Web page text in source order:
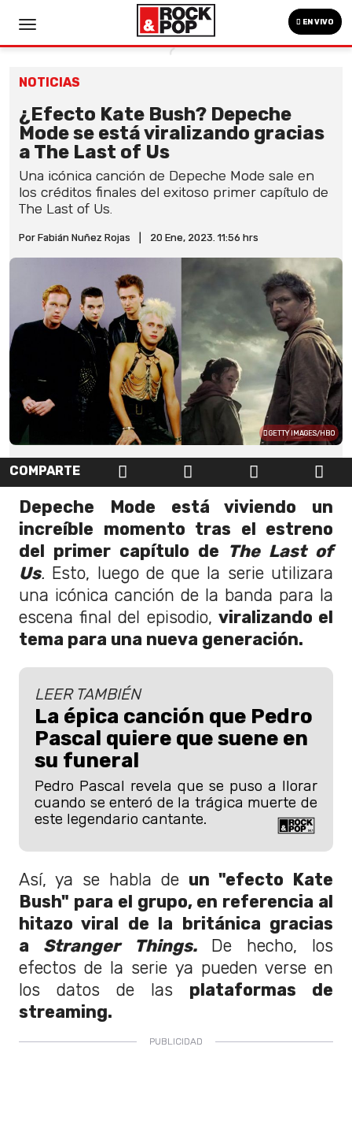
EN VIVO
NOTICIAS
¿Efecto Kate Bush? Depeche
Mode se está viralizando gracias
a The Last of Us
Una icónica canción de Depeche Mode sale en
los créditos finales del exitoso primer capítulo de
The Last of Us.
Por Fabián Nuñez Rojas 20 Ene, 2023. 11:56 hrs
GETTY IMAGES/HBO
COMPARTE
Depeche Mode está viviendo un
increíble momento tras el estreno
del primer capítulo de The Last of
Us. Esto, luego de que la serie utilizara
una icónica canción de la banda para la
escena final del episodio, viralizando el
tema para una nueva generación.
LEER TAMBIÉN
La épica canción que Pedro
Pascal quiere que suene en
su funeral
Pedro Pascal revela que se puso a llorar
cuando se enteró de la trágica muerte de
este legendario cantante.
Así, ya se habla de un "efecto Kate
Bush" para el grupo, en referencia al
hitazo viral de la británica gracias
a Stranger Things.
De hecho, los
efectos de la serie ya pueden verse en
los datos de las plataformas de
streaming.